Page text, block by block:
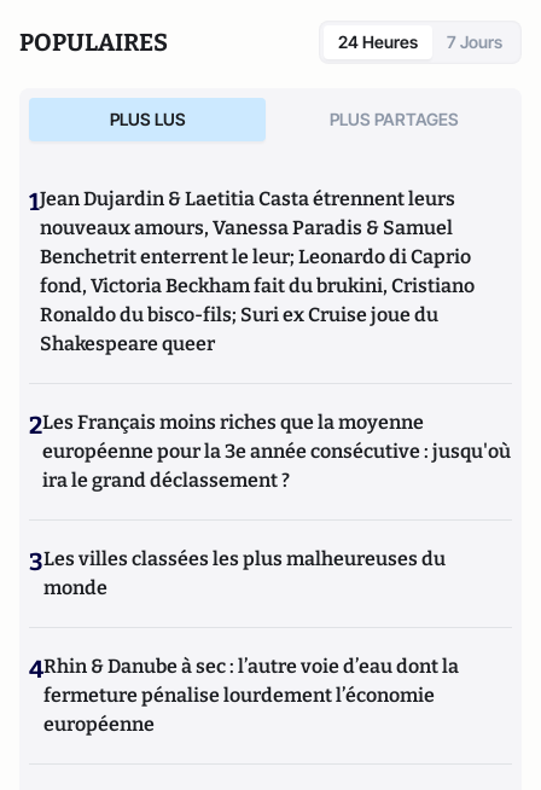
POPULAIRES 24 Heures 7 Jours
PLUS LUS PLUS PARTAGES
1Jean Dujardin & Laetitia Casta étrennent leurs
nouveaux amours, Vanessa Paradis & Samuel
Benchetrit enterrent le leur; Leonardo di Caprio
fond, Victoria Beckham fait du brukini, Cristiano
Ronaldo du bisco-fils; Suri ex Cruise joue du
Shakespeare queer
2Les Français moins riches que la moyenne
européenne pour la 3e année consécutive : jusqu'où
ira le grand déclassement ?
3Les villes classées les plus malheureuses du
monde
4Rhin & Danube à sec : l’autre voie d’eau dont la
fermeture pénalise lourdement l’économie
européenne